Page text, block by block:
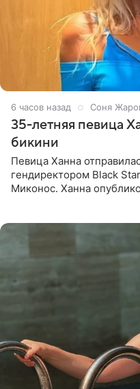
6 часов назад Соня
35-летняя певица
бикини
Певица Ханна
гендиректором Black
Миконос. Ханна